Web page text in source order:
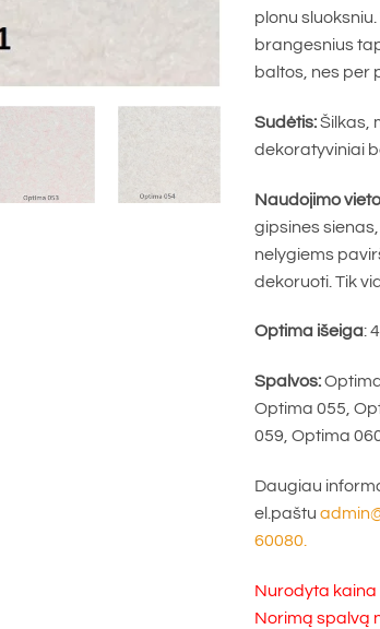
plonu
brangesnius
baltos, nes per
Sudėtis:Šilkas,
dekoratyviniai
Naudojimo
gipsines
nelygiems
dekoruoti. Tik
Optima išeiga:
Spalvos:
Optima 055,
059, Optima
Daugiau
el.paštu
60080.
Nurodyta kaina
Norimą spalvą